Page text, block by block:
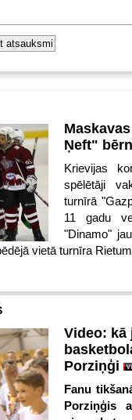
Ņeft"
Krievijas
spēlētāji
turnīrā
11 gadu
"Dinamo"
vietā turnīra
Video: kā
Porziņģi
Fanu
Porziņģis